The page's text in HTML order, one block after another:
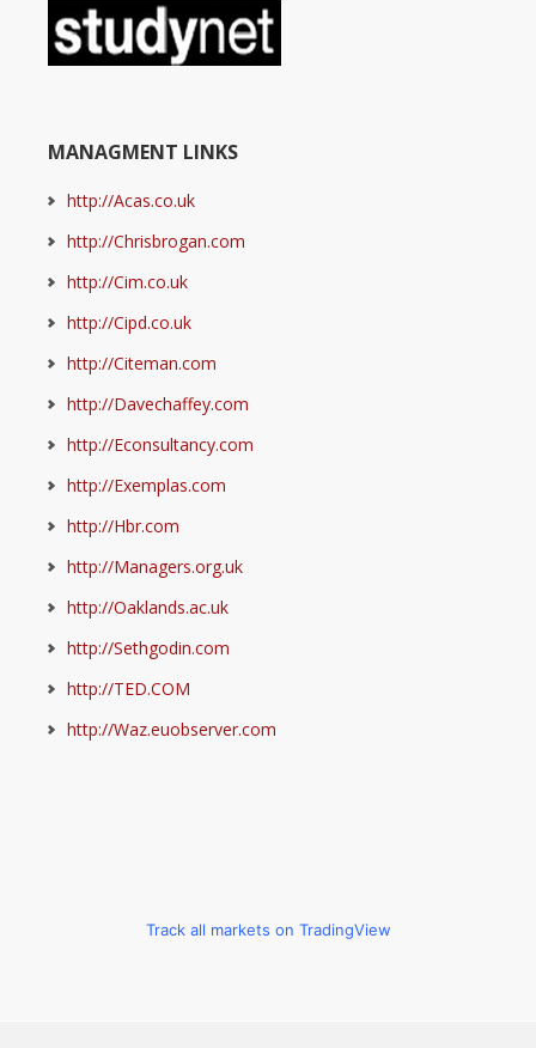
MANAGMENT LINKS
http://Acas.co.uk
http://Chrisbrogan.com
http://Cim.co.uk
http://Cipd.co.uk
http://Citeman.com
http://Davechaffey.com
http://Econsultancy.com
http://Exemplas.com
http://Hbr.com
http://Managers.org.uk
http://Oaklands.ac.uk
http://Sethgodin.com
http://TED.COM
http://Waz.euobserver.com
Track all markets on TradingView